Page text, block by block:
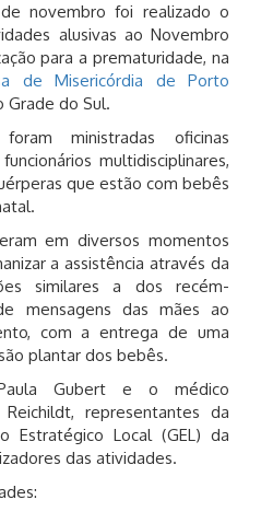
novembro foi realizado o
alusivas ao Novembro
para a prematuridade, na
de Misericórdia de Porto
Grade do Sul.
ministradas oficinas
multidisciplinares,
que estão com bebês
em diversos momentos
a assistência através da
similares a dos recém-
mensagens das mães ao
com a entrega de uma
plantar dos bebês.
Gubert e o médico
representantes da
Estratégico Local (GEL) da
das atividades.